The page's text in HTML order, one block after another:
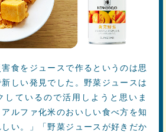
食をジュースで作るというのは思
しい発見でした。野菜ジュースは
しているので活用しようと思いま
ルファ化米のおいしい食べ方を知
い。」「野菜ジュースが好きだか